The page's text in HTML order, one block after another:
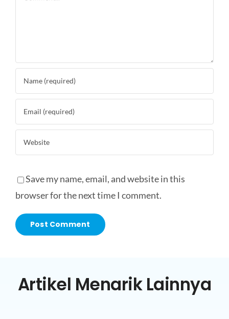
Save my name, email, and website in this
browser for the next time I comment.
Artikel Menarik Lainnya